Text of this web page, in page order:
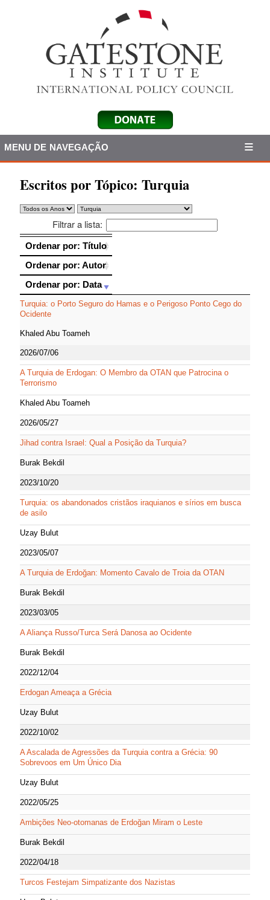
MENU DE NAVEGAÇÃO
Escritos por Tópico: Turquia
Filtrar a lista:
Ordenar por: Título
Ordenar por: Autor
Ordenar por: Data
Turquia: o Porto Seguro do Hamas e o Perigoso Ponto Cego do
Ocidente
Khaled Abu Toameh
2026/07/06
A Turquia de Erdogan: O Membro da OTAN que Patrocina o
Terrorismo
Khaled Abu Toameh
2026/05/27
Jihad contra Israel: Qual a Posição da Turquia?
Burak Bekdil
2023/10/20
Turquia: os abandonados cristãos iraquianos e sírios em busca
de asilo
Uzay Bulut
2023/05/07
A Turquia de Erdoğan: Momento Cavalo de Troia da OTAN
Burak Bekdil
2023/03/05
A Aliança Russo/Turca Será Danosa ao Ocidente
Burak Bekdil
2022/12/04
Erdogan Ameaça a Grécia
Uzay Bulut
2022/10/02
A Ascalada de Agressões da Turquia contra a Grécia: 90
Sobrevoos em Um Único Dia
Uzay Bulut
2022/05/25
Ambições Neo-otomanas de Erdoğan Miram o Leste
Burak Bekdil
2022/04/18
Turcos Festejam Simpatizante dos Nazistas
Ordenar por: Título
Ordenar por: Autor
Ordenar por: Data